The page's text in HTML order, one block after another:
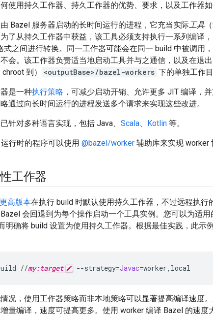
使用持久工作器、持久工作器的优势、要求，以及工作器如
Bazel 服务器启动的长时间运行的进程，它充当实际工具
了从持久工作器中获益，该工具必须支持执行一系列编译
式之间进行转换。同一工作器可能会在同一 build 中被调用
会。该工作器负责适当地启动工具并与之通信，以及在退
到）
<outputBase>/bazel-workers 下的单独工作目
是一种执行策略 ，可减少启动开销、允许更多 JIT 编译，
通过向长时间运行的进程发送多个请求来实现这些改进。
针对多种语言实现，包括 Java、 Scala、 Kotlin 等。
行时的程序可以使用 @bazel/worker 辅助库来实现 worker
工作器
高版本在执行 build 时默认使用持久工作器，不过远程执
会回退到为每个操作启动一个工具实例。您可以为适
明确将 build 设置为使用持久工作器。根据最佳实践，此示
//my:target --strategy=Javac=worker,local
况，使用工作器策略而非本地策略可以显著提高编译速度
量编译，速度可提高更多。使用 worker 编译 Bazel 的速度